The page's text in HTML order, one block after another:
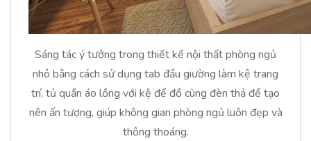
Sáng tác ý tưởng trong thiết kế nội thất phòng ngủ
nhỏ bằng cách sử dụng tab đầu giường làm kệ trang
trí, tủ quần áo lồng với kệ để đồ cùng đèn thả để tạo
nên ấn tượng, giúp không gian phòng ngủ luôn đẹp và
thông thoáng.